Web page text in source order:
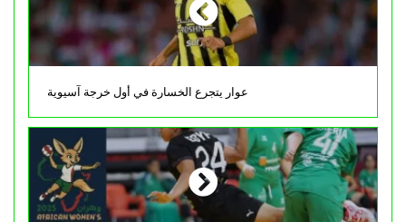
عوار يتجرع الخسارة في أول خرجة آسيوية